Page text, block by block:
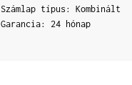
Számlap típus: Kombinált
Garancia: 24 hónap